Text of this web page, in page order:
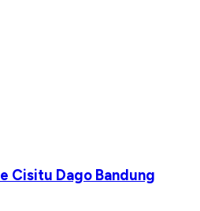
Cisitu Dago Bandung